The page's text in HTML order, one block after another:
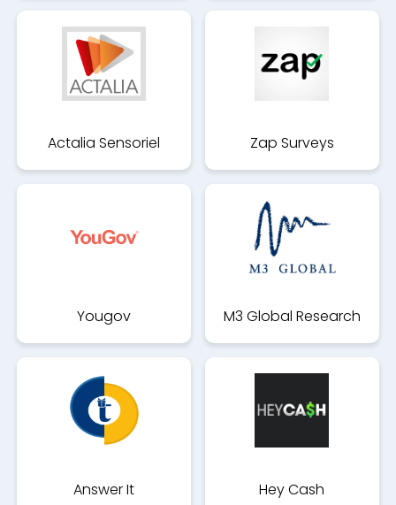
Actalia Sensoriel Zap Surveys
Yougov M3 Global Research
Answer It Hey Cash